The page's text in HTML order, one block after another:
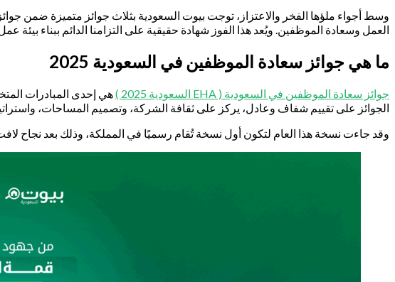
العمل وسعادة الموظفين. ويُعد هذا الفوز شهادة حقيقية على التزامنا الدائم ببناء
ما هي جوائز سعادة الموظفين في السعودية 2025
جوائز سعادة الموظفين في السعودية ( EHA السعودية 2025 )
الجوائز على تقييم شفاف وعادل، يركز على ثقافة الشركة، وتصميم المساحات،
وقد جاءت نسخة هذا العام لتكون أول نسخة تُقام رسميًا في المملكة، وذلك بعد نجاح